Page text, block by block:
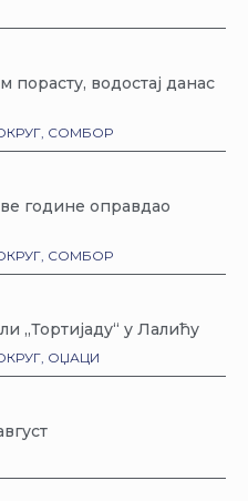
порасту, водостај данас
, СОМБОР
године оправдао
, СОМБОР
„Тортијаду“ у Лалићу
, ОЏАЦИ